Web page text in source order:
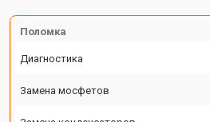
Поломка
Диагностика
Замена мосфетов